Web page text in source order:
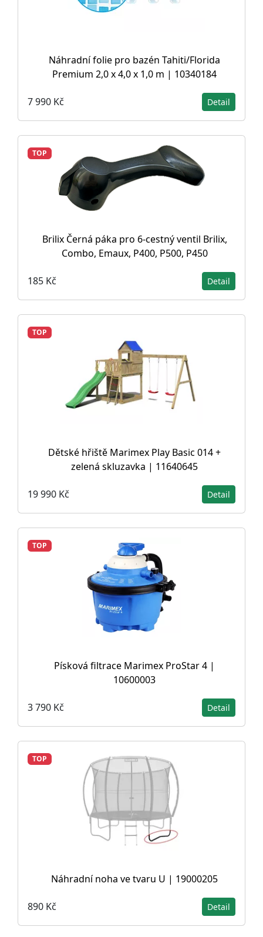
Náhradní folie pro bazén Tahiti/Florida
Premium 2,0 x 4,0 x 1,0 m | 10340184
7 990 Kč Detail
TOP
Brilix Černá páka pro 6-cestný ventil Brilix,
Combo, Emaux, P400, P500, P450
185 Kč Detail
TOP
Dětské hřiště Marimex Play Basic 014 +
zelená skluzavka | 11640645
19 990 Kč Detail
TOP
Písková filtrace Marimex ProStar 4 |
10600003
3 790 Kč Detail
TOP
Náhradní noha ve tvaru U | 19000205
890 Kč Detail